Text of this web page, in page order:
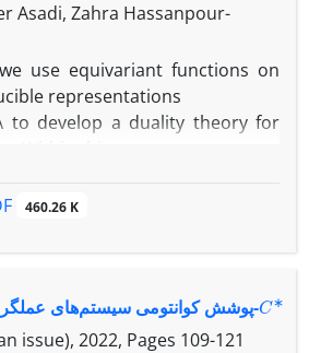
Asadi, Zahra Hassanpour-
use equivariant functions on
representations
to develop a duality theory for
defined
A.
bundles,
C∗-modules admit no frames.
460.26 K
C
-پوشش کوانتومی سیستم‌های
issue), 2022, Pages 109-121